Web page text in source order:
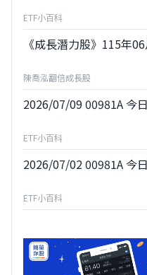
ETF小百科
《成長潛力股》115年
陳喬泓翻倍成長股
2026/07/09 00981A 今
ETF小百科
2026/07/02 00981A 今
ETF小百科